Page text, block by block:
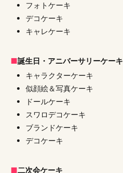
フォトケーキ
デコケーキ
キャレケーキ
誕生日・アニバーサリーケーキ
キャラクターケーキ
似顔絵＆写真ケーキ
ドールケーキ
スワロデコケーキ
ブランドケーキ
デコケーキ
二次会ケーキ